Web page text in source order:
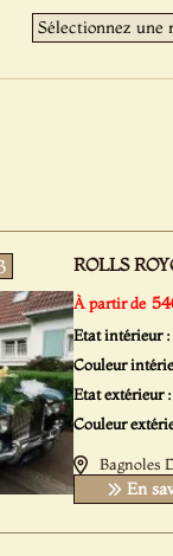
ROLLS
À partir de
Etat intérieur :
Couleur
Etat extérieur :
Couleur
Bagnoles
En